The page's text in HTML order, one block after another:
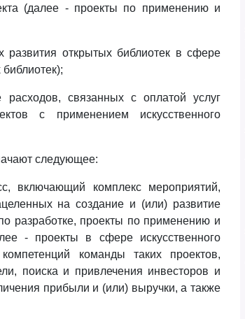
(далее - проекты по применению и
открытых библиотек в сфере
связанных с оплатой услуг
с применением искусственного
следующее:
включающий комплекс мероприятий,
на создание и (или) развитие
разработке, проекты по применению и
- проекты в сфере искусственного
команды таких проектов,
поиска и привлечения инвесторов и
прибыли и (или) выручки, а также